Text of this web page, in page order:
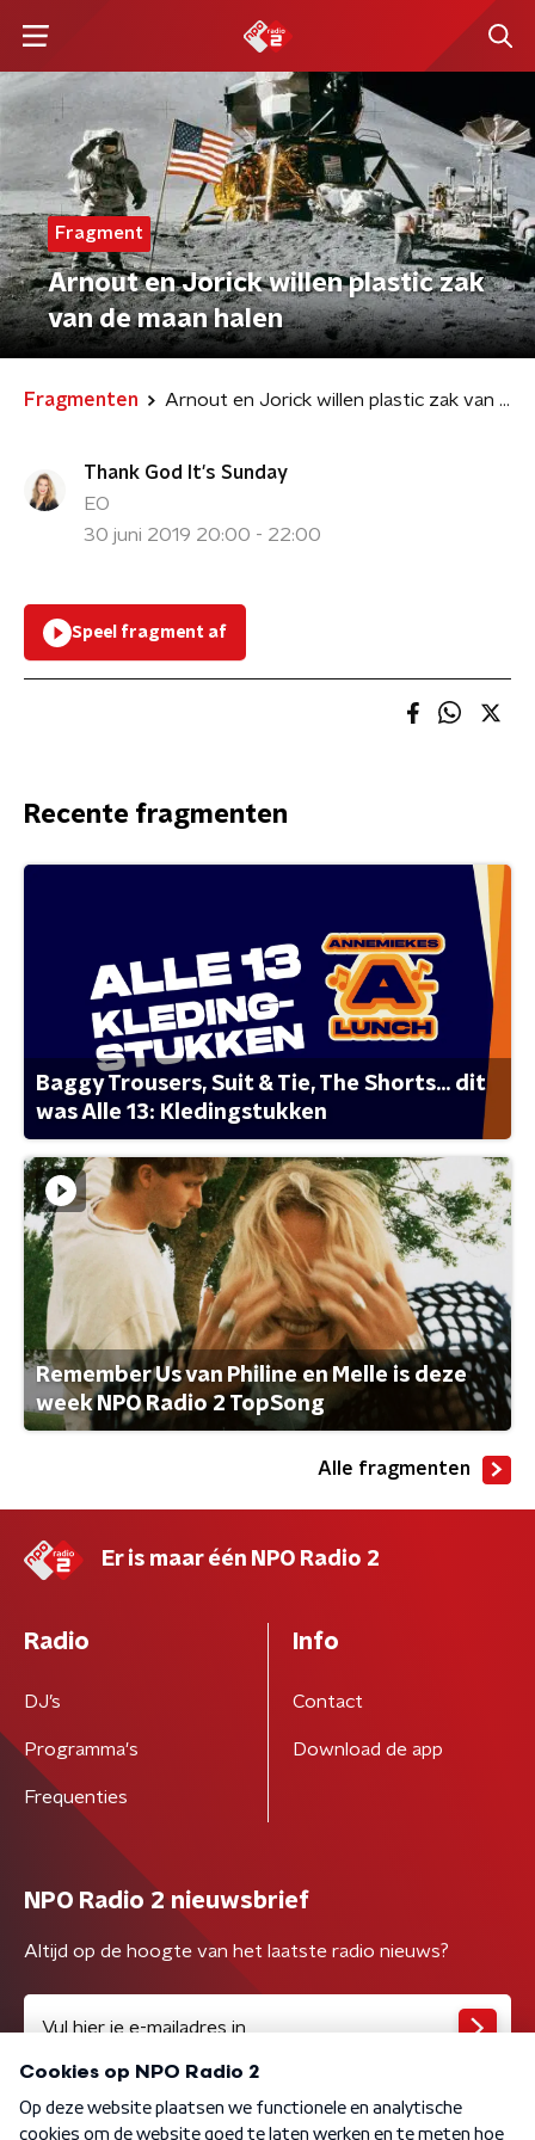
Fragment
Arnout en Jorick willen plastic zak
van de maan halen
Fragmenten Arnout en Jorick willen plastic zak van de maan halen
Thank God It's Sunday
EO
30 juni 2019 20:00 - 22:00
Speel fragment af
Recente fragmenten
Baggy Trousers, Suit & Tie, The Shorts... dit
was Alle 13: Kledingstukken
Remember Us van Philine en Melle is deze
week NPO Radio 2 TopSong
Alle fragmenten
Er is maar één NPO Radio 2
Radio
DJ’s
Programma's
Frequenties
Info
Contact
Download de app
NPO Radio 2 nieuwsbrief
Altijd op de hoogte van het laatste radio nieuws?